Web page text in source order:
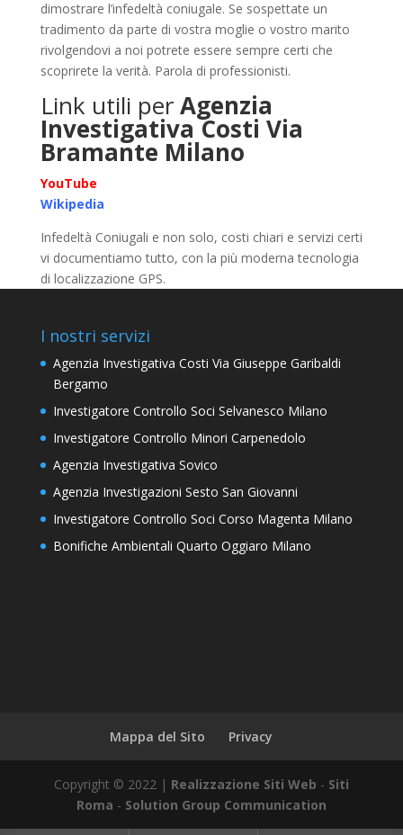
dimostrare l’infedeltà coniugale. Se sospettate un
tradimento da parte di vostra moglie o vostro marito
rivolgendovi a noi potrete essere sempre certi che
scoprirete la verità. Parola di professionisti.
Link utili perAgenzia
Investigativa Costi Via
Bramante Milano
YouTube
Wikipedia
Infedeltà Coniugali e non solo, costi chiari e servizi certi
vi documentiamo tutto, con la più moderna tecnologia
di localizzazione GPS.
I nostri servizi
Agenzia Investigativa Costi Via Giuseppe Garibaldi
Bergamo
Investigatore Controllo Soci Selvanesco Milano
Investigatore Controllo Minori Carpenedolo
Agenzia Investigativa Sovico
Agenzia Investigazioni Sesto San Giovanni
Investigatore Controllo Soci Corso Magenta Milano
Bonifiche Ambientali Quarto Oggiaro Milano
Mappa del Sito Privacy
Copyright © 2022 | Realizzazione Siti Web - Siti
Roma - Solution Group Communication